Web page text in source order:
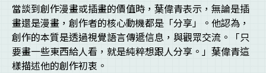
當談到創作漫畫或插畫的價值時，葉偉青表示，無論是插
畫還是漫畫，創作者的核心動機都是「分享」。他認為，
創作的本質是透過視覺語言傳遞信息，與觀眾交流。「只
要畫一些東西給人看，就是純粹想跟人分享。」葉偉青這
樣描述他的創作初衷。